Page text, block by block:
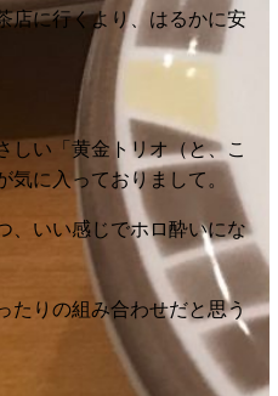
店に行くより、はるかに安
しい「黄金トリオ（と、こ
気に入っておりまして。
、いい感じでホロ酔いにな
たりの組み合わせだと思う